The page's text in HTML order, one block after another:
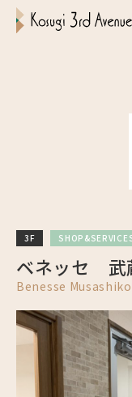
3F
ベネッセ 武
Benesse